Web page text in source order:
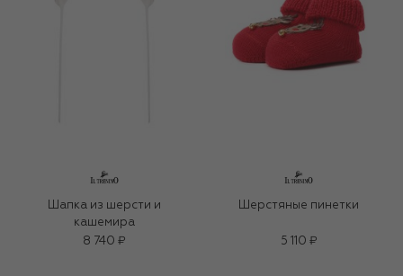
Шапка из шерсти и
кашемира
8 740 ₽
Шерстяные пинетки
5 110 ₽